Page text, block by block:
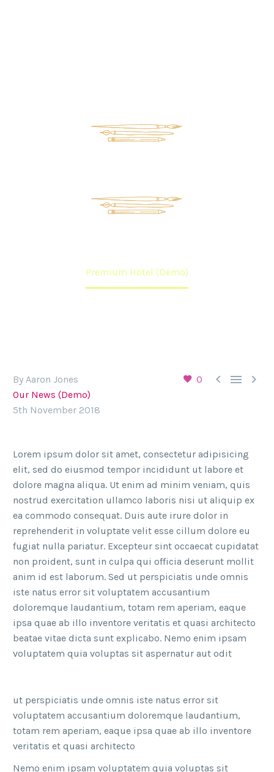
Premium Hotel (Demo)
0   
By Aaron Jones
Our News (Demo)
5th November 2018
Lorem ipsum dolor sit amet, consectetur adipisicing
elit, sed do eiusmod tempor incididunt ut labore et
dolore magna aliqua. Ut enim ad minim veniam, quis
nostrud exercitation ullamco laboris nisi ut aliquip ex
ea commodo consequat. Duis aute irure dolor in
reprehenderit in voluptate velit esse cillum dolore eu
fugiat nulla pariatur. Excepteur sint occaecat cupidatat
non proident, sunt in culpa qui officia deserunt mollit
anim id est laborum. Sed ut perspiciatis unde omnis
iste natus error sit voluptatem accusantium
doloremque laudantium, totam rem aperiam, eaque
ipsa quae ab illo inventore veritatis et quasi architecto
beatae vitae dicta sunt explicabo. Nemo enim ipsam
voluptatem quia voluptas sit aspernatur aut odit
ut perspiciatis unde omnis iste natus error sit
voluptatem accusantium doloremque laudantium,
totam rem aperiam, eaque ipsa quae ab illo inventore
veritatis et quasi architecto
Nemo enim ipsam voluptatem quia voluptas sit